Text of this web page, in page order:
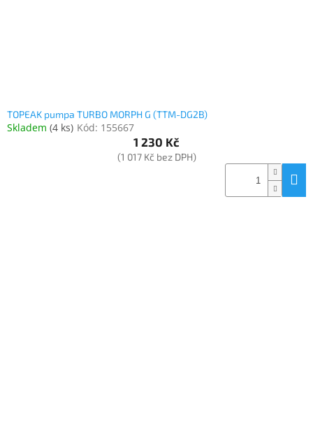
TOPEAK pumpa TURBO MORPH G (TTM-DG2B)
Skladem (4 ks) Kód: 155667
1 230 Kč
(1 017 Kč bez DPH)